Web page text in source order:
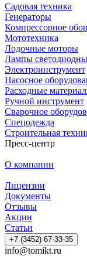
Садовая техника
Генераторы
Компрессорное
Мототехника
Лодочные моторы
Лампы
Электроинструмент
Насосное
Расходные
Ручной инструмент
Сварочное
Спецодежда
Строительная
Пресс-центр
О компании
Лицензии
Документы
Отзывы
Акции
Статьи
+7 (3452) 67-33-35
info@tomikt.ru